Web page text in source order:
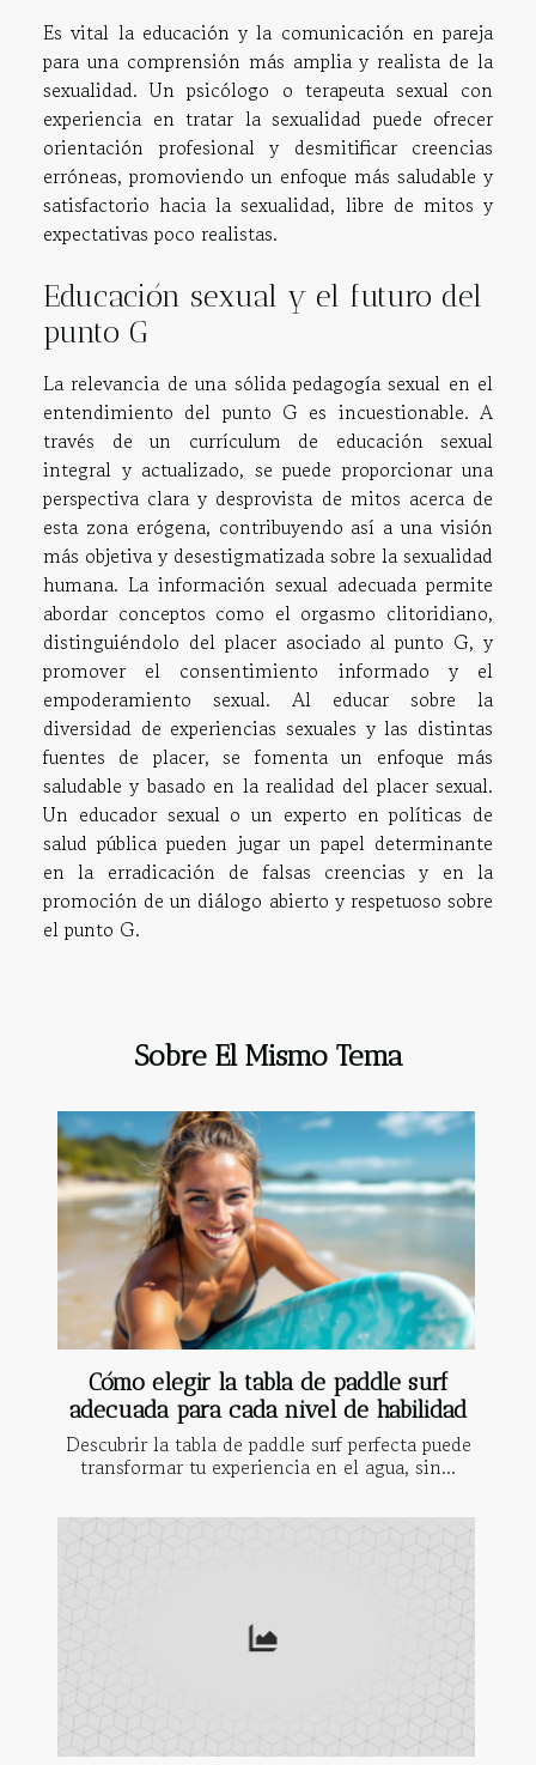
Es vital la educación y la comunicación en pareja
para una comprensión más amplia y realista de la
sexualidad. Un psicólogo o terapeuta sexual con
experiencia en tratar la sexualidad puede ofrecer
orientación profesional y desmitificar creencias
erróneas, promoviendo un enfoque más saludable y
satisfactorio hacia la sexualidad, libre de mitos y
expectativas poco realistas.
Educación sexual y el futuro del
punto G
La relevancia de una sólida pedagogía sexual en el
entendimiento del punto G es incuestionable. A
través de un currículum de educación sexual
integral y actualizado, se puede proporcionar una
perspectiva clara y desprovista de mitos acerca de
esta zona erógena, contribuyendo así a una visión
más objetiva y desestigmatizada sobre la sexualidad
humana. La información sexual adecuada permite
abordar conceptos como el orgasmo clitoridiano,
distinguiéndolo del placer asociado al punto G, y
promover el consentimiento informado y el
empoderamiento sexual. Al educar sobre la
diversidad de experiencias sexuales y las distintas
fuentes de placer, se fomenta un enfoque más
saludable y basado en la realidad del placer sexual.
Un educador sexual o un experto en políticas de
salud pública pueden jugar un papel determinante
en la erradicación de falsas creencias y en la
promoción de un diálogo abierto y respetuoso sobre
el punto G.
Sobre El Mismo Tema
Cómo elegir la tabla de paddle surf
adecuada para cada nivel de habilidad
Descubrir la tabla de paddle surf perfecta puede
transformar tu experiencia en el agua, sin...